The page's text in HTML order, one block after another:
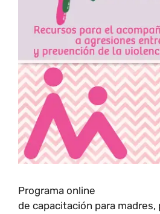
Programa online
de capacitación para madres,